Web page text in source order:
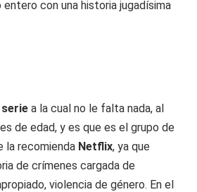
entero con una historia jugadísima
serie a la cual no le falta nada, al
de edad, y es que es el grupo de
la recomienda Netflix, ya que
de crímenes cargada de
violencia de género. En el